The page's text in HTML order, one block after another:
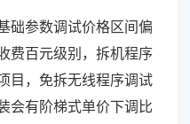
础参数调试价格区间偏
费百元级别，拆机程序
目，免拆无线程序调试
会有阶梯式单价下调比